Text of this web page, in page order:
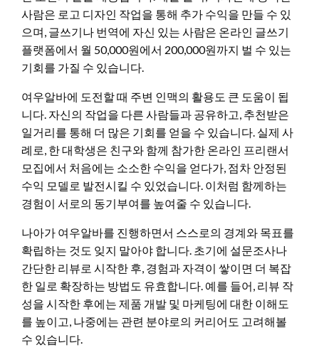
사람은 로고 디자인 작업을 통해 추가 수익을 만들 수 있
으며, 글쓰기나 번역에 자신 있는 사람은 온라인 글쓰기
플랫폼에서 월 50,000원에서 200,000원까지 벌 수 있는
기회를 가질 수 있습니다.
여우알바에 도전할 때 주변 인맥의 활용도 큰 도움이 됩
니다. 자신의 작업을 다른 사람들과 공유하고, 추천받은
일거리를 통해 더 많은 기회를 얻을 수 있습니다. 실제 사
례로, 한 대학생은 친구와 함께 참가한 온라인 프리랜서
모집에서 처음에는 소소한 수익을 얻다가, 점차 안정된
수익 모델로 발전시킬 수 있었습니다. 이처럼 함께하는
경험이 서로의 동기부여를 높여줄 수 있습니다.
나아가 여우알바를 진행하면서 스스로의 경계와 목표를
확립하는 것도 잊지 말아야 합니다. 초기에 설문조사나
간단한 리뷰로 시작한 후, 경험과 자격이 쌓이면 더 복잡
한 일로 확장하는 방법도 유효합니다. 예를 들어, 리뷰 작
성을 시작한 후에는 제품 개발 및 마케팅에 대한 이해도
를 높이고, 나중에는 관련 분야로의 커리어도 고려해볼
수 있습니다.